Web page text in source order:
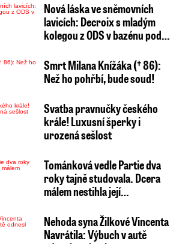
Nová láska ve sněmovních
lavicích: Decroix s mladým
kolegou z ODS v bazénu pod…
Smrt Milana Knížáka († 86):
Než ho pohřbí, bude soud!
Svatba pravnučky českého
krále! Luxusní šperky i
urozená sešlost
Tománková vedle Partie dva
roky tajně studovala. Dcera
málem nestihla její…
Nehoda syna Žilkové Vincenta
Navrátila: Výbuch v autě